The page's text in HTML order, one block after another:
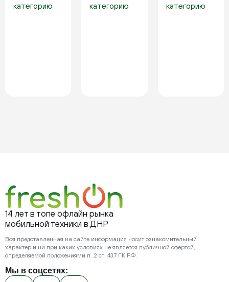
категорию
категорию
категорию
14 лет в топе офлайн рынка
мобильной техники в ДНР
Вся представленная на сайте информация носит ознакомительный
характер и ни при каких условиях не является публичной офертой,
определяемой положениями п. 2 ст. 437 ГК РФ.
Мы в соцсетях: